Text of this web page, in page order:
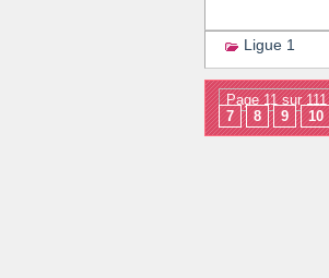
Ligue 1
Page 11 sur 111
7
8 9 10